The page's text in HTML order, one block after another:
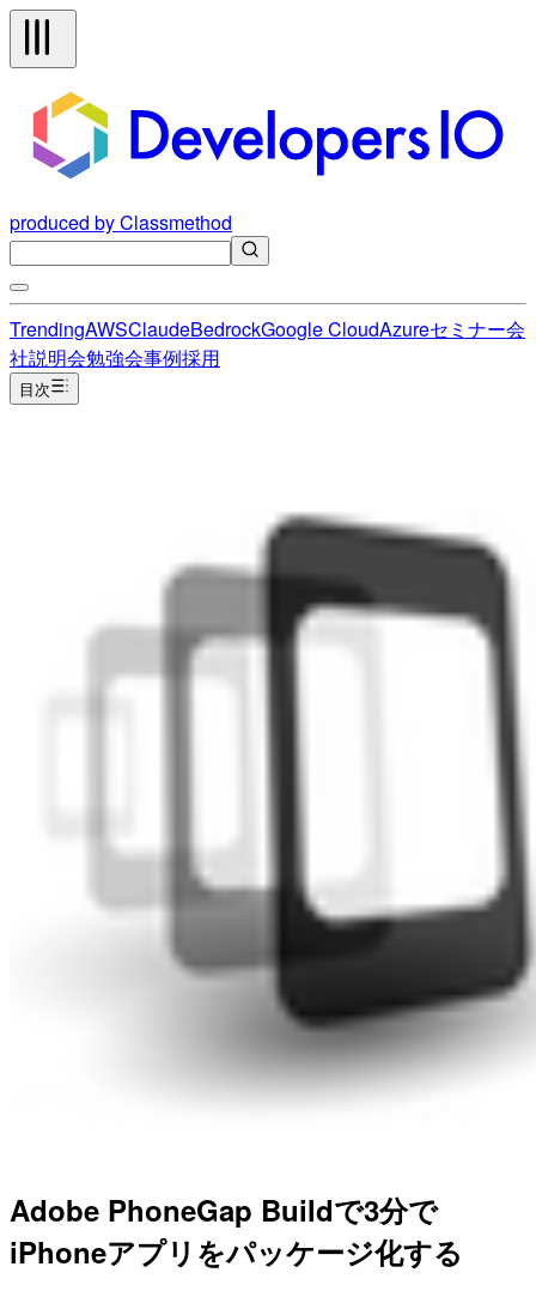
produced by Classmethod
TrendingAWSClaudeBedrockGoogle CloudAzureセミナー会
社説明会勉強会事例採用
目次
Adobe PhoneGap Buildで3分で
iPhoneアプリをパッケージ化する